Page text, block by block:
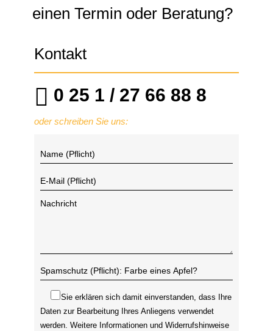
einen Termin oder Beratung?
Kontakt
0 25 1 / 27 66 88 8
oder schreiben Sie uns:
Sie erklären sich damit einverstanden, dass Ihre
Daten zur Bearbeitung Ihres Anliegens verwendet
werden. Weitere Informationen und Widerrufshinweise